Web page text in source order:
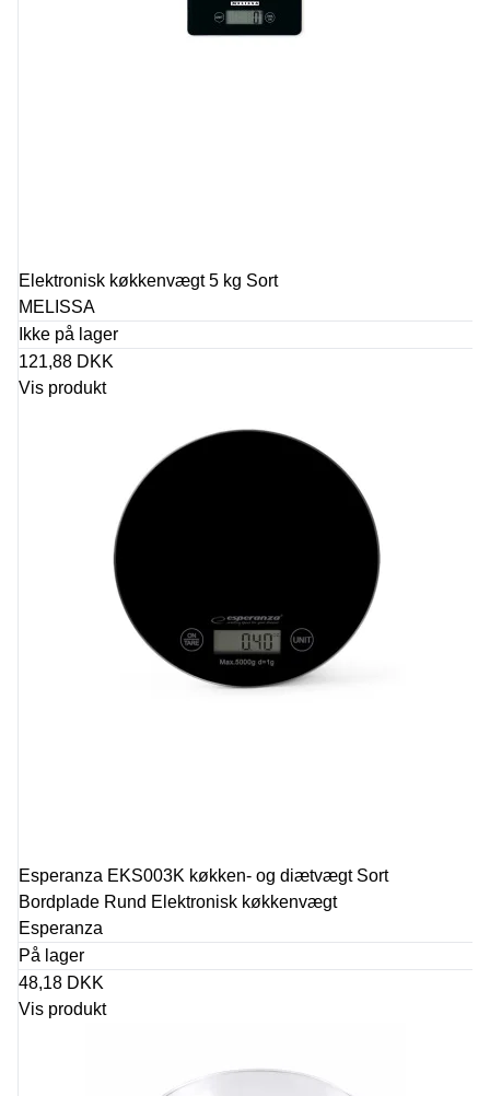
Elektronisk køkkenvægt 5 kg Sort
MELISSA
Ikke på lager
121,88 DKK
Vis produkt
Esperanza EKS003K køkken- og diætvægt Sort
Bordplade Rund Elektronisk køkkenvægt
Esperanza
På lager
48,18 DKK
Vis produkt